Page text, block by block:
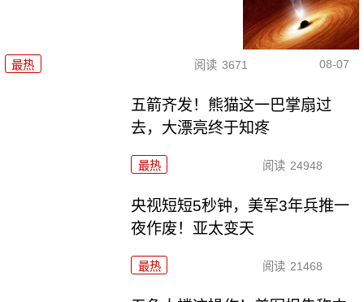
最热 阅读 3671 08-07
五箭齐发！熊猫这一巴掌扇过
去，大漂亮终于知疼
最热 阅读 24948
央视短短5秒钟，美军3年兵推一
夜作废！亚太变天
最热 阅读 21468